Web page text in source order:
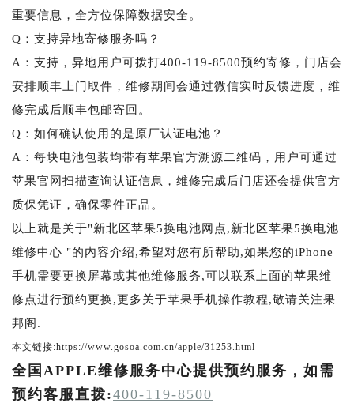
重要信息，全方位保障数据安全。
Q：支持异地寄修服务吗？
A：支持，异地用户可拨打400-119-8500预约寄修，门店会
安排顺丰上门取件，维修期间会通过微信实时反馈进度，维
修完成后顺丰包邮寄回。
Q：如何确认使用的是原厂认证电池？
A：每块电池包装均带有苹果官方溯源二维码，用户可通过
苹果官网扫描查询认证信息，维修完成后门店还会提供官方
质保凭证，确保零件正品。
以上就是关于"新北区苹果5换电池网点,新北区苹果5换电池
维修中心 "的内容介绍,希望对您有所帮助,如果您的iPhone
手机需要更换屏幕或其他维修服务,可以联系上面的苹果维
修点进行预约更换,更多关于苹果手机操作教程,敬请关注果
邦阁.
本文链接:https://www.gosoa.com.cn/apple/31253.html
全国APPLE维修服务中心提供预约服务，如需
预约客服直拨:400-119-8500